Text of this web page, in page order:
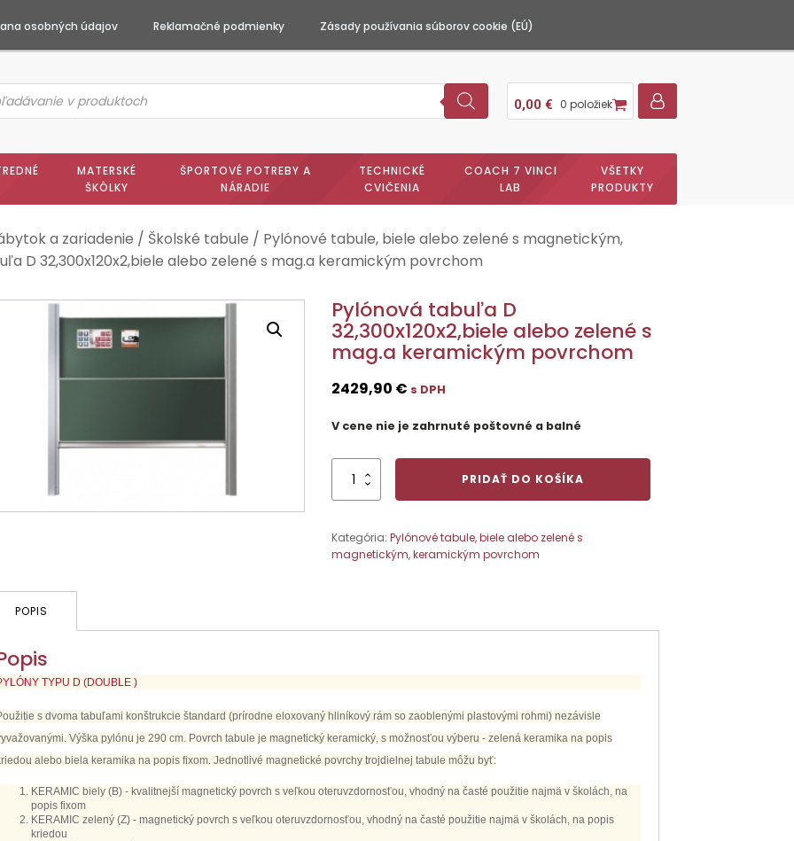
osobných údajov Reklamačné podmienky Zásady používania súborov cookie (EÚ)
0,00 € 0 položiek
MATERSKÉ
ŠKÔLKY
ŠPORTOVÉ POTREBY A
NÁRADIE
TECHNICKÉ
CVIČENIA
COACH 7 VINCI
LAB
VŠETKY
PRODUKTY
a zariadenie / Školské tabule / Pylónové tabule, biele alebo zelené s magnetickým,
D 32,300x120x2,biele alebo zelené s mag.a keramickým povrchom
Pylónová tabuľa D
32,300x120x2,biele alebo zelené s
mag.a keramickým povrchom
2429,90 € s DPH
V cene nie je zahrnuté poštovné a balné
množstvo
Pylónová
32,300x120x2,biele
alebo
PRIDAŤ DO KOŠÍKA
Kategória:Pylónové tabule, biele alebo zelené s
magnetickým, keramickým povrchom
POPIS
TYPU D (DOUBLE )
s dvoma tabuľami konštrukcie štandard (prírodne eloxovaný hliníkový rám so zaoblenými plastovými rohmi) nezávisle
Výška pylónu je 290 cm. Povrch tabule je magnetický keramický, s možnosťou výberu - zelená keramika na popis
alebo biela keramika na popis fixom. Jednotlivé magnetické povrchy trojdielnej tabule môžu byť:
KERAMIC biely (B) - kvalitnejší magnetický povrch s veľkou oteruvzdornosťou, vhodný na časté použitie najmä v školách, na
popis fixom
KERAMIC zelený (Z) - magnetický povrch s veľkou oteruvzdornosťou, vhodný na časté použitie najmä v školách, na popis
kriedou